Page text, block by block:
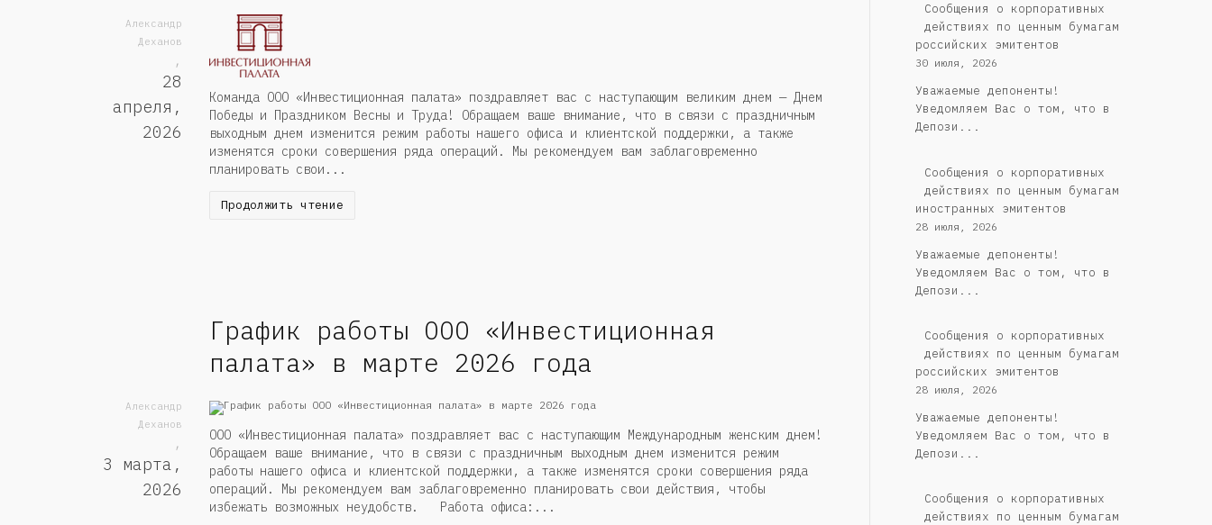
Александр
Деханов
,
28
апреля,
2026
Команда ООО «Инвестиционная палата» поздравляет вас с наступающим великим днем — Днем
Победы и Праздником Весны и Труда! Обращаем ваше внимание, что в связи с праздничным
выходным днем изменится режим работы нашего офиса и клиентской поддержки, а также
изменятся сроки совершения ряда операций. Мы рекомендуем вам заблаговременно
планировать свои...
Продолжить чтение
График работы ООО «Инвестиционная
палата» в марте 2026 года
Александр
Деханов
,
3 марта,
2026
ООО «Инвестиционная палата» поздравляет вас с наступающим Международным женским днем!
Обращаем ваше внимание, что в связи с праздничным выходным днем изменится режим
работы нашего офиса и клиентской поддержки, а также изменятся сроки совершения ряда
операций. Мы рекомендуем вам заблаговременно планировать свои действия, чтобы
избежать возможных неудобств. Работа офиса:...
Cообщения о корпоративных
действиях по ценным бумагам
российских эмитентов
30 июля, 2026
Уважаемые депоненты!
Уведомляем Вас о том, что в
Депози...
Сообщения о корпоративных
действиях по ценным бумагам
иностранных эмитентов
28 июля, 2026
Уважаемые депоненты!
Уведомляем Вас о том, что в
Депози...
Cообщения о корпоративных
действиях по ценным бумагам
российских эмитентов
28 июля, 2026
Уважаемые депоненты!
Уведомляем Вас о том, что в
Депози...
Сообщения о корпоративных
действиях по ценным бумагам